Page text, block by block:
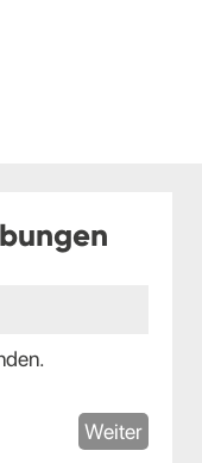
Weiter